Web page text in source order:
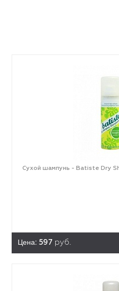
Сухой шампунь - Batiste Dry
Цена: 597 руб.